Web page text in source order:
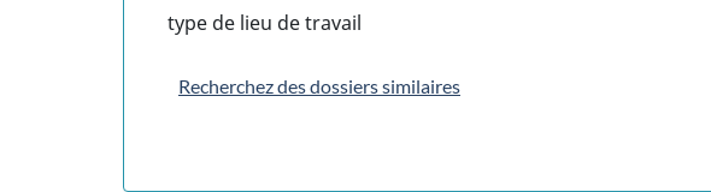
type de lieu de travail
Recherchez des dossiers similaires